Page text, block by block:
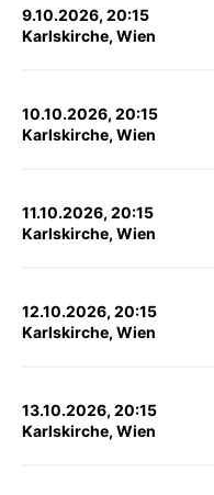
9.10.2026, 20:15
Karlskirche, Wien
10.10.2026, 20:15
Karlskirche, Wien
11.10.2026, 20:15
Karlskirche, Wien
12.10.2026, 20:15
Karlskirche, Wien
13.10.2026, 20:15
Karlskirche, Wien